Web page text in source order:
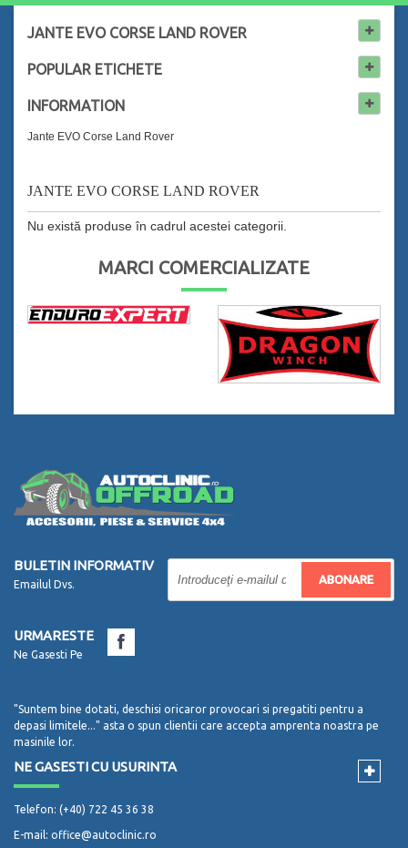
Rover
JANTE EVO CORSE LAND ROVER
POPULAR ETICHETE
INFORMATION
Jante EVO Corse Land Rover
JANTE EVO CORSE LAND ROVER
Nu există produse în cadrul acestei categorii.
MARCI COMERCIALIZATE
BULETIN INFORMATIV
Emailul Dvs. ABONARE
URMARESTE
Ne Gasesti Pe
"Suntem bine dotati, deschisi oricaror provocari si pregatiti pentru a
depasi limitele..." asta o spun clientii care accepta amprenta noastra pe
masinile lor.
NE GASESTI CU USURINTA
Telefon: (+40) 722 45 36 38
E-mail: office@autoclinic.ro